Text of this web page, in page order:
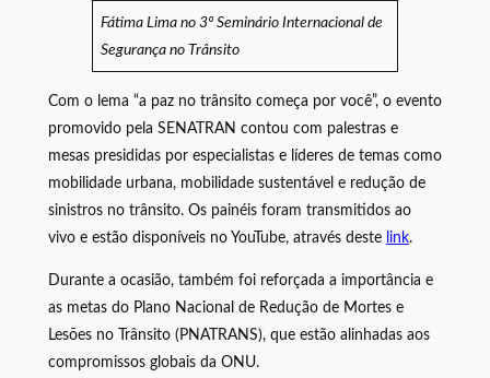
Fátima Lima no 3º Seminário Internacional de
Segurança no Trânsito
Com o lema “a paz no trânsito começa por você”, o evento
promovido pela SENATRAN contou com palestras e
mesas presididas por especialistas e líderes de temas como
mobilidade urbana, mobilidade sustentável e redução de
sinistros no trânsito. Os painéis foram transmitidos ao
vivo e estão disponíveis no YouTube, através deste link.
Durante a ocasião, também foi reforçada a importância e
as metas do Plano Nacional de Redução de Mortes e
Lesões no Trânsito (PNATRANS), que estão alinhadas aos
compromissos globais da ONU.